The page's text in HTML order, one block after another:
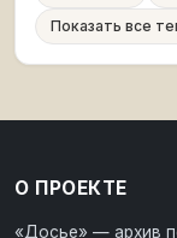
Показать все
О ПРОЕКТЕ
«Досье» — архив